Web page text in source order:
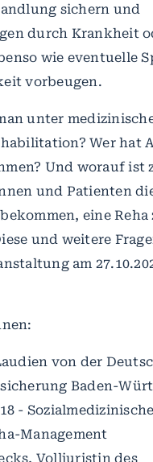
sichern und
durch Krankheit
wie eventuelle
vorbeugen.
unter
Wer hat
Und worauf ist
und Patienten
eine Reha
und weitere
am
von der
Baden-
-
Management
Volljuristin des